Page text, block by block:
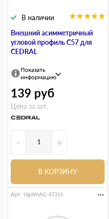
Внешний асимметричный
угловой профиль С57 для
CEDRAL
В наличии
Показать
информацию
139 руб
Цена за шт.
- +
В КОРЗИНУ
Арт. UgoVnAC-47315